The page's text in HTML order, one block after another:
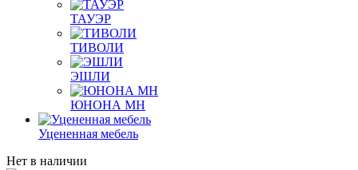
ТАУЭР
ТИВОЛИ
ЭШЛИ
ЮНОНА МН
Уцененная мебель
Нет в наличии